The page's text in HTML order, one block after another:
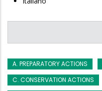
A. PREPARATORY ACTIONS
C. CONSERVATION ACTIONS